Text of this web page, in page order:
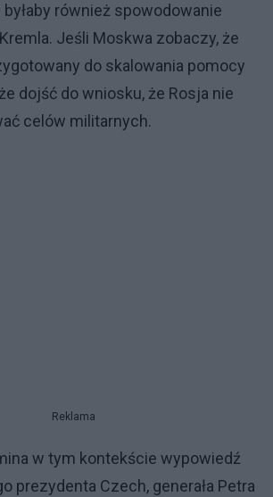
byłaby również spowodowanie
Jeśli Moskwa zobaczy, że
do skalowania pomocy
dojść do wniosku, że Rosja nie
celów militarnych.
Reklama
w tym kontekście wypowiedź
prezydenta Czech, generała Petra